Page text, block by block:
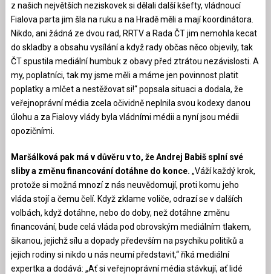
z našich největších neziskovek si dělali další kšefty, vládnoucí
Fialova parta jim šla na ruku a na Hradě měli a mají koordinátora.
Nikdo, ani žádná ze dvou rad, RRTV a Rada ČT jim nemohla kecat
do skladby a obsahu vysílání a když rady občas něco objevily, tak
ČT spustila mediální humbuk z obavy před ztrátou nezávislosti. A
my, poplatníci, tak my jsme měli a máme jen povinnost platit
poplatky a mlčet a nestěžovat si!“ popsala situaci a dodala, že
veřejnoprávní média zcela očividně neplnila svou kodexy danou
úlohu a za Fialovy vlády byla vládními médii a nyní jsou médii
opozičními.
Maršálková pak má v důvěru v to, že Andrej Babiš splní své
sliby a změnu financování dotáhne do konce. „Váží každý krok,
protože si možná mnozí z nás neuvědomují, proti komu jeho
vláda stojí a čemu čelí. Když zklame voliče, odrazí se v dalších
volbách, když dotáhne, nebo do doby, než dotáhne změnu
financování, bude celá vláda pod obrovským mediálním tlakem,
šikanou, jejichž sílu a dopady především na psychiku politiků a
jejich rodiny si nikdo u nás neumí představit,“ říká mediální
expertka a dodává: „Ať si veřejnoprávní média stávkují, ať lidé